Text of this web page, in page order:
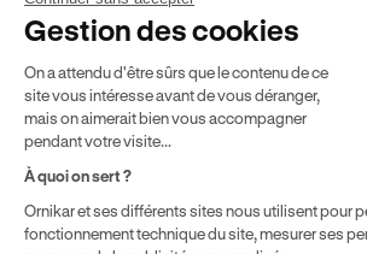
Vente
¹ Économie moyenne TTC hors promotions
une formule initiale de préparation au
boîte manuelle Ornikar (799,34€) et en
traditionnelle (1 225€) selon une étude
2024. Étude menée sur le marché des auto-
France métropolitaine & en outre-mer.
dépend de la zone géographique dans
effectuer vos heures de conduite
Gestion des cookies
On a attendu d'être sûrs que le contenu de ce
site vous intéresse avant de vous déranger,
mais on aimerait bien vous accompagner
pendant votre visite...
À quoi on sert ?
Ornikar et ses différents sites nous utilisent pour
fonctionnement technique du site, mesurer ses